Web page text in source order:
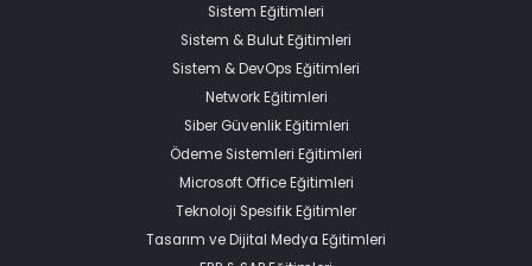
Sistem Eğitimleri
Sistem & Bulut Eğitimleri
Sistem & DevOps Eğitimleri
Network Eğitimleri
Siber Güvenlik Eğitimleri
Ödeme Sistemleri Eğitimleri
Microsoft Office Eğitimleri
Teknoloji Spesifik Eğitimler
Tasarım ve Dijital Medya Eğitimleri